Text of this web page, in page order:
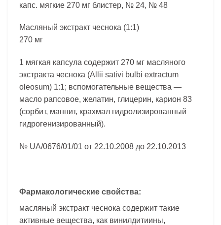
капс. мягкие 270 мг блистер, № 24, № 48
Масляный экстракт чеснока (1:1)
270 мг
1 мягкая капсула содержит 270 мг масляного
экстракта чеснока (Allii sativi bulbi extractum
oleosum) 1:1; вспомогательные вещества —
масло рапсовое, желатин, глицерин, карион 83
(сорбит, маннит, крахмал гидролизированный
гидрогенизированный).
№ UA/0676/01/01 от 22.10.2008 до 22.10.2013
Фармакологические свойства:
масляный экстракт чеснока содержит такие
активные вещества, как винилдитиины,